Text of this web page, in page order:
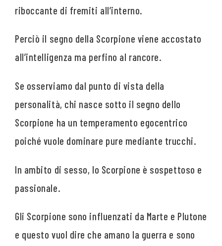
riboccante di fremiti all’interno.
Perciò il segno della Scorpione viene accostato
all’intelligenza ma perfino al rancore.
Se osserviamo dal punto di vista della
personalità, chi nasce sotto il segno dello
Scorpione ha un temperamento egocentrico
poiché vuole dominare pure mediante trucchi.
In ambito di sesso, lo Scorpione è sospettoso e
passionale.
Gli Scorpione sono influenzati da Marte e Plutone
e questo vuol dire che amano la guerra e sono